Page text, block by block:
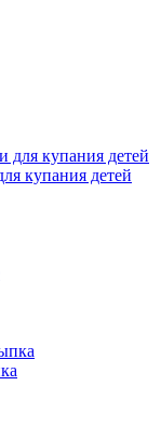
купания детей